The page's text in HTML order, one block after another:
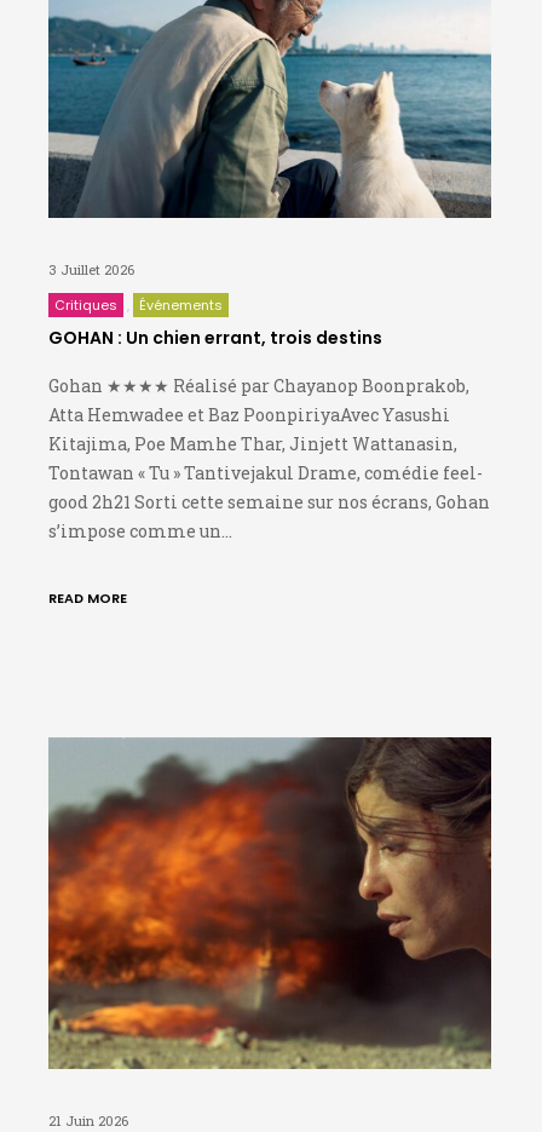
3 Juillet 2026
Critiques Événements
GOHAN : Un chien errant, trois destins
Gohan ★★★★ Réalisé par Chayanop Boonprakob,
Atta Hemwadee et Baz PoonpiriyaAvec Yasushi
Kitajima, Poe Mamhe Thar, Jinjett Wattanasin,
Tontawan « Tu » Tantivejakul Drame, comédie feel-
good 2h21 Sorti cette semaine sur nos écrans, Gohan
s’impose comme un…
READ MORE
21 Juin 2026